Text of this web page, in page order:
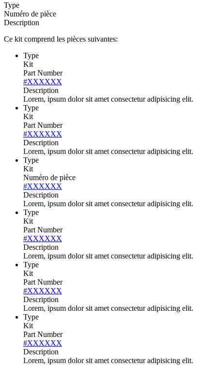
Type
Numéro de pièce
Description
Ce kit comprend les pièces suivantes:
Type
Kit
Part Number
#XXXXXX
Description
Lorem, ipsum dolor sit amet consectetur adipisicing elit.
Type
Kit
Part Number
#XXXXXX
Description
Lorem, ipsum dolor sit amet consectetur adipisicing elit.
Type
Kit
Numéro de pièce
#XXXXXX
Description
Lorem, ipsum dolor sit amet consectetur adipisicing elit.
Type
Kit
Part Number
#XXXXXX
Description
Lorem, ipsum dolor sit amet consectetur adipisicing elit.
Type
Kit
Part Number
#XXXXXX
Description
Lorem, ipsum dolor sit amet consectetur adipisicing elit.
Type
Kit
Part Number
#XXXXXX
Description
Lorem, ipsum dolor sit amet consectetur adipisicing elit.